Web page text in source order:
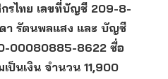
รไทย เลขที่บัญชี 209-8-
า รัตนพลแสง และ บัญชี
00080885-8622 ชื่อ
ป็นเงิน จำนวน 11,900